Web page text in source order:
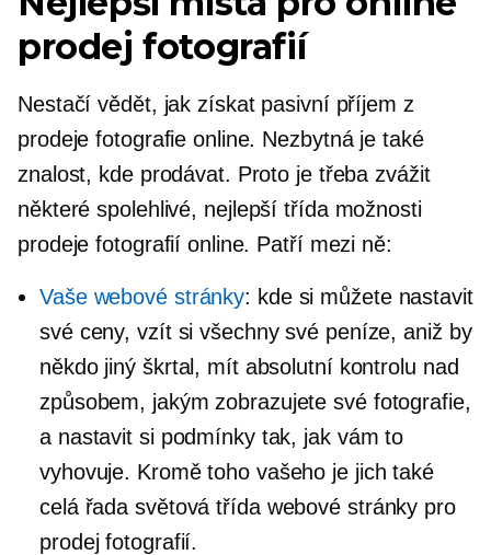
prodej fotografií
Nestačí vědět, jak získat pasivní příjem z
prodeje fotografie online. Nezbytná je také
znalost, kde prodávat. Proto je třeba zvážit
některé spolehlivé, nejlepší třídamožnosti
prodeje fotografií online. Patří mezi ně:
Vaše webové stránky: kde si můžete nastavit
své ceny, vzít si všechny své peníze, aniž by
někdo jiný škrtal, mít absolutní kontrolu nad
způsobem, jakým zobrazujete své fotografie,
a nastavit si podmínky tak, jak vám to
vyhovuje. Kromě toho vašeho je jich také
celá řadasvětová třídawebové stránky pro
prodej fotografií.